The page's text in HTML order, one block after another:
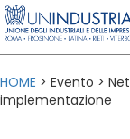
HOME > Evento >
implementazione